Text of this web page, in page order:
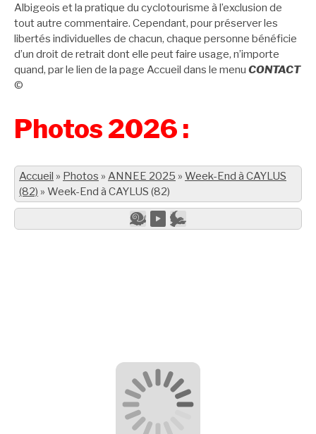
Albigeois et la pratique du cyclotourisme à l’exclusion de
tout autre commentaire. Cependant, pour préserver les
libertés individuelles de chacun, chaque personne bénéficie
d’un droit de retrait dont elle peut faire usage, n’importe
quand, par le lien de la page Accueil dans le menu CONTACT
©
Photos 2026 :
Accueil » Photos » ANNEE 2025 » Week-End à CAYLUS
(82) » Week-End à CAYLUS (82)